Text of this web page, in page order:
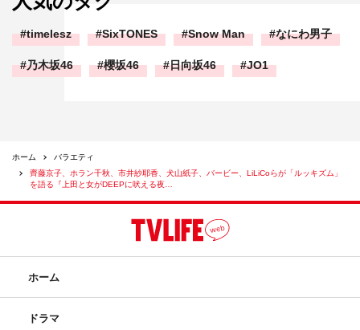
timelesz SixTONES Snow Man なにわ男子
乃木坂46 櫻坂46 日向坂46 JO1
ホーム
バラエティ
齊藤京子、ホラン千秋、市井紗耶香、犬山紙子、バービー、LiLiCoらが「ルッキズム」
を語る『上田と女がDEEPに吠える夜…
ホーム
ドラマ